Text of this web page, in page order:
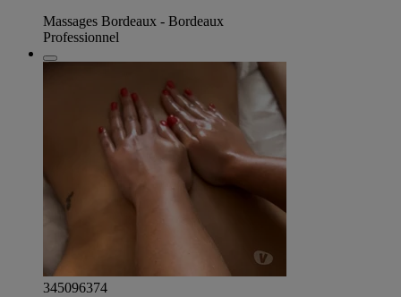
Massages Bordeaux - Bordeaux
Professionnel
345096374